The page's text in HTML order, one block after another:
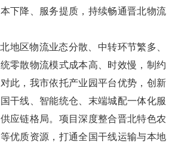
下降、服务提质，持续畅通晋北物流
地区物流业态分散、中转环节繁多、
零散物流模式成本高、时效慢，制约
此，我市依托产业园平台优势，创新
干线、智能统仓、末端城配一体化服
应链格局。项目深度整合晋北特色农
优质资源，打通全国干线运输与本地